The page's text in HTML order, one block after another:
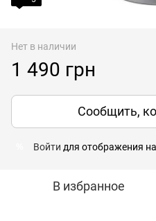
Нет в наличии
1 490 грн
Сообщить,
Войти для отображения
В избранное